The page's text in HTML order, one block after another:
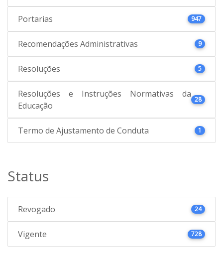
Portarias 947
Recomendações Administrativas 9
Resoluções 5
Resoluções e Instruções Normativas da
Educação
28
Termo de Ajustamento de Conduta 1
Status
Revogado 24
Vigente 728